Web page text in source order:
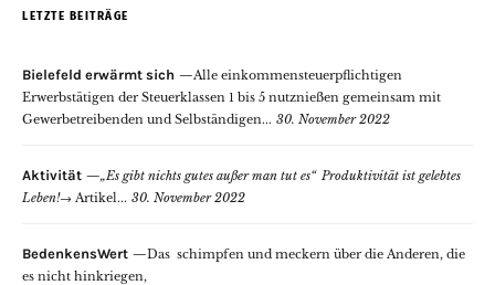
LETZTE BEITRÄGE
Bielefeld erwärmt sich
Alle einkommensteuerpflichtigen
Erwerbstätigen der Steuerklassen 1 bis 5 nutznießen gemeinsam mit
Gewerbetreibenden und Selbständigen... 30. November 2022
Aktivität „Es gibt nichts gutes außer man tut es“ Produktivität ist gelebtes
Leben!→ Artikel... 30. November 2022
BedenkensWert
Das schimpfen und meckern über die Anderen, die
es nicht hinkriegen,